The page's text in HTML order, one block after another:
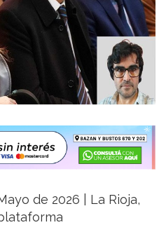
de 2026 | La Rioja,